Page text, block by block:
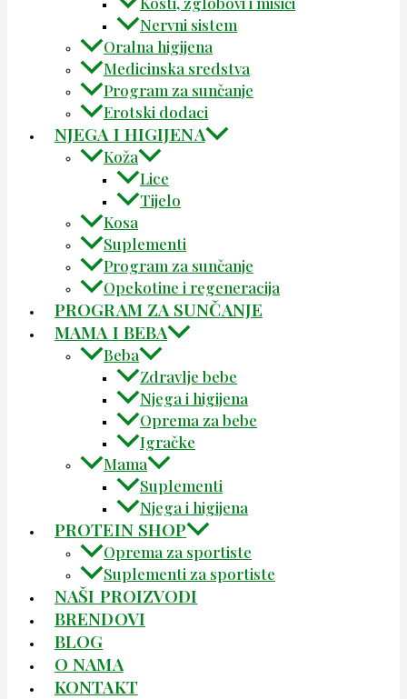
Nervni sistem
Oralna higijena
Medicinska sredstva
Program za sunčanje
Erotski dodaci
NJEGA I HIGIJENA
Koža
Lice
Tijelo
Kosa
Suplementi
Program za sunčanje
Opekotine i regeneracija
PROGRAM ZA SUNČANJE
MAMA I BEBA
Beba
Zdravlje bebe
Njega i higijena
Oprema za bebe
Igračke
Mama
Suplementi
Njega i higijena
PROTEIN SHOP
Oprema za sportiste
Suplementi za sportiste
NAŠI PROIZVODI
BRENDOVI
BLOG
O NAMA
KONTAKT